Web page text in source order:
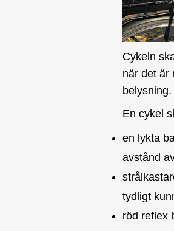
Cykeln
när det är
belysning.
En cykel
en lykta
avstånd
tydligt
röd reflex